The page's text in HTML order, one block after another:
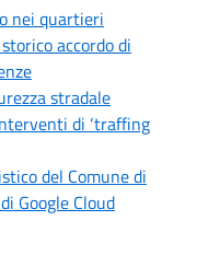
nei quartieri
accordo di
stradale
di ‘traffing
del Comune di
Google Cloud